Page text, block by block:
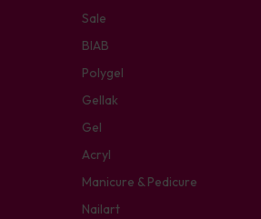
Sale
BIAB
Polygel
Gellak
Gel
Acryl
Manicure & Pedicure
Nailart